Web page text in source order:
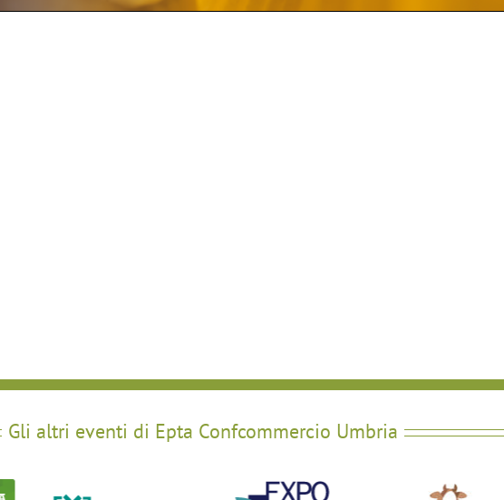
Gli altri eventi di Epta Confcommercio Umbria